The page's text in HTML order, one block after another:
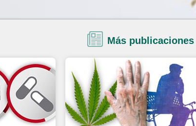
Más publicaciones